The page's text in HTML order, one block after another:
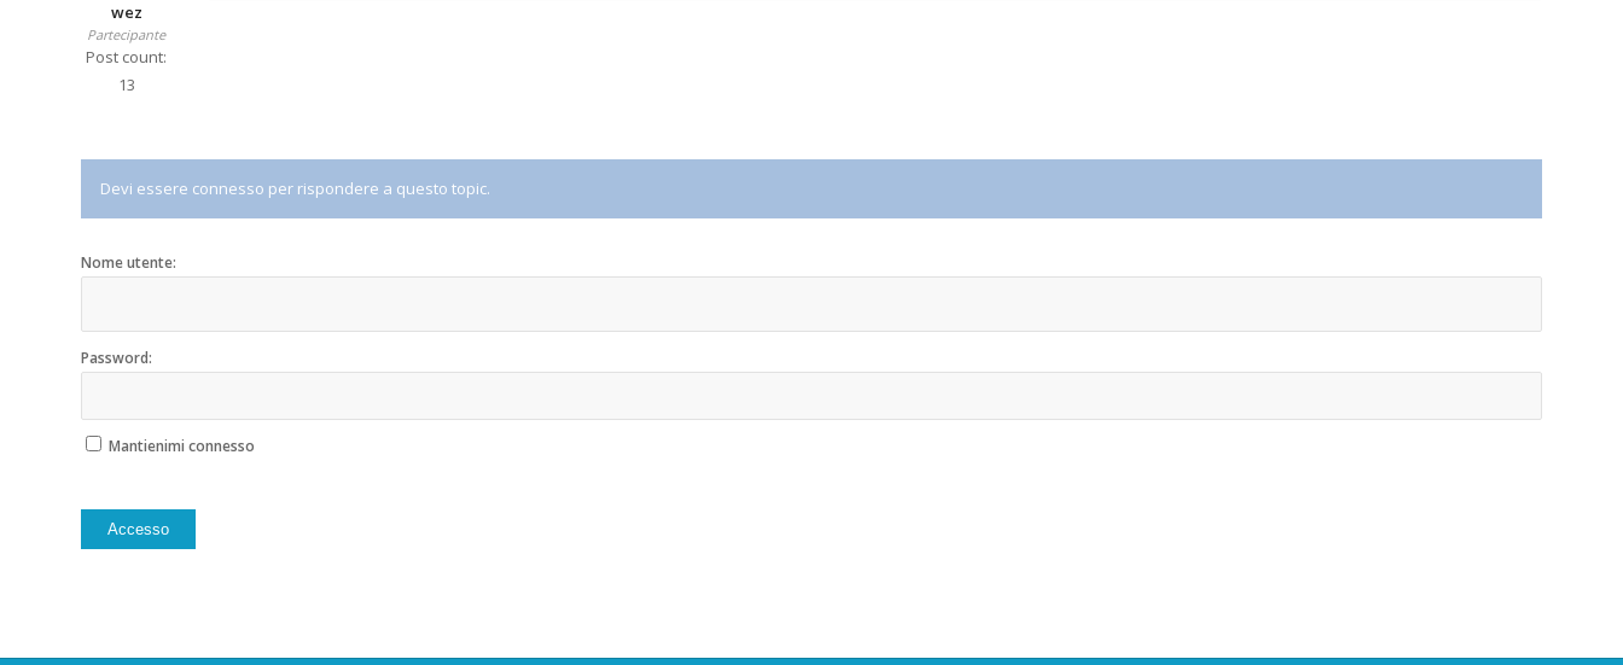
wez
Partecipante
Post count:
13
Devi essere connesso per rispondere a questo topic.
Nome utente:
Password:
Mantienimi connesso
Accesso